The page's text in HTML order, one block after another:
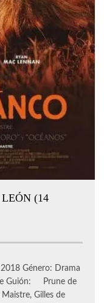
(14
Género: Drama
Guión: Prune de
Gilles de